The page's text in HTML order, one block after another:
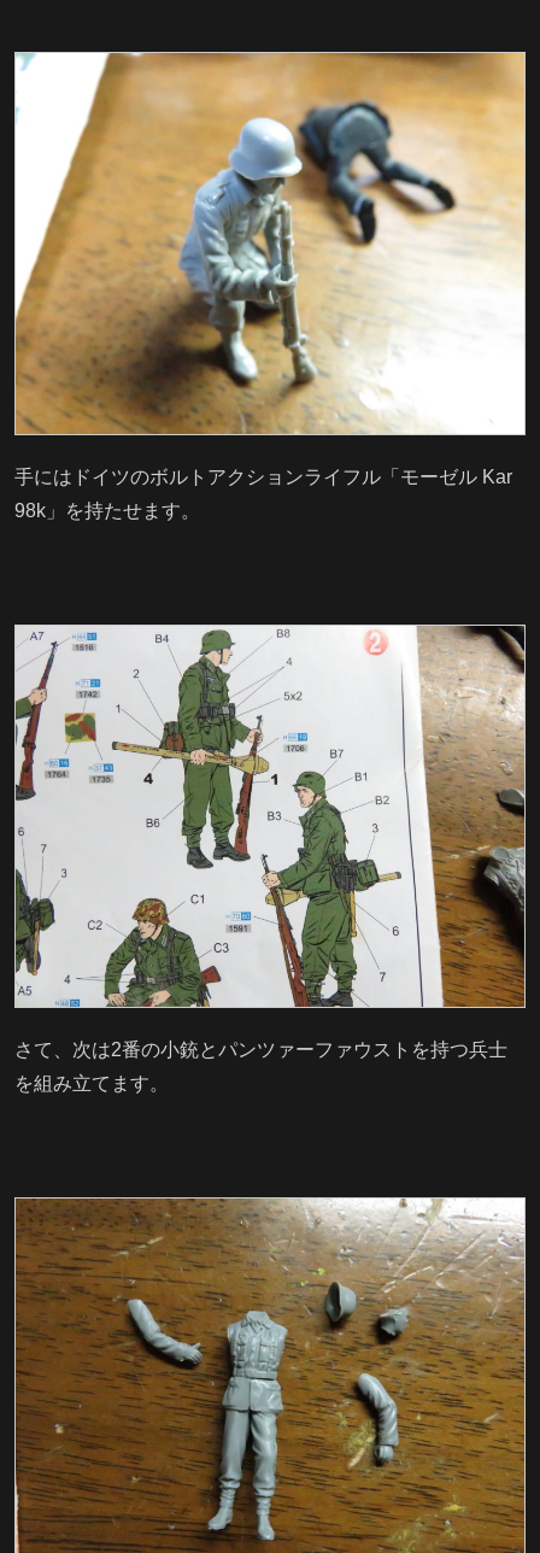
手にはドイツのボルトアクションライフル「モーゼル Kar
98k」を持たせます。
さて、次は2番の小銃とパンツァーファウストを持つ兵士
を組み立てます。